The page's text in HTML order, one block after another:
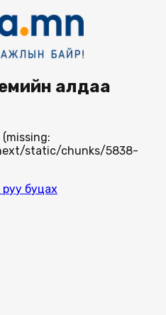
алдаа
static/chunks/5838-
буцах